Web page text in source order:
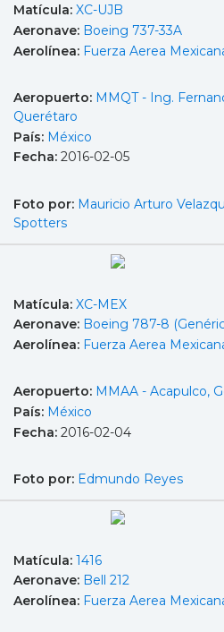
Matícula: XC-UJB
Aeronave: Boeing 737-33A
Aerolínea: Fuerza Aerea
Aeropuerto: MMQT - Ing.
Querétaro
País: México
Fecha: 2016-02-05
Foto por: Mauricio Arturo
Spotters
Matícula: XC-MEX
Aeronave: Boeing 787-8
Aerolínea: Fuerza Aerea
Aeropuerto: MMAA - Acapulco,
País: México
Fecha: 2016-02-04
Foto por: Edmundo Reyes
Matícula: 1416
Aeronave: Bell 212
Aerolínea: Fuerza Aerea